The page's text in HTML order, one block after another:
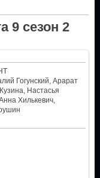
9 сезон 2
Гогунский, Арарат
Настасья
Хилькевич,